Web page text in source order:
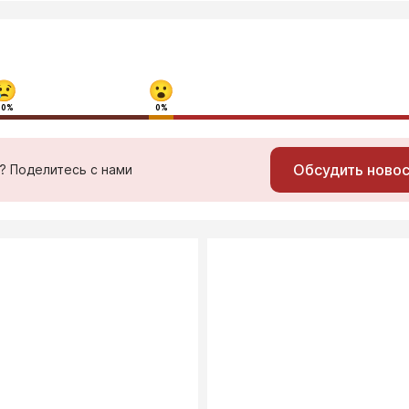
0%
Поделитесь с нами Обсудить